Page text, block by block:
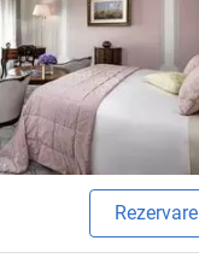
Rezervare